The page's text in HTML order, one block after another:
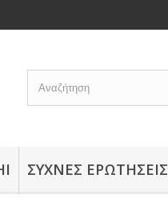
ΣΥΧΝΈΣ ΕΡΩΤΉΣΕΙΣ